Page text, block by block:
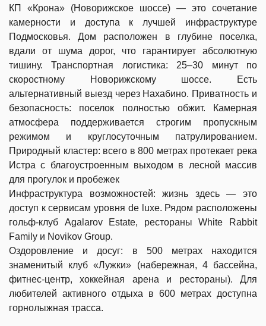
КП «Крона» (Новорижское шоссе) — это сочетание
камерности и доступа к лучшей инфраструктуре
Подмосковья. Дом расположен в глубине поселка,
вдали от шума дорог, что гарантирует абсолютную
тишину. Транспортная логистика: 25–30 минут по
скоростному Новорижскому шоссе. Есть
альтернативный выезд через Нахабино. Приватность и
безопасность: поселок полностью обжит. Камерная
атмосфера поддерживается строгим пропускным
режимом и круглосуточным патрулированием.
Природный кластер: всего в 800 метрах протекает река
Истра с благоустроенным выходом в лесной массив
для прогулок и пробежек
Инфраструктура возможностей: жизнь здесь — это
доступ к сервисам уровня de luxe. Рядом расположены
гольф-клуб Agalarov Estate, рестораны White Rabbit
Family и Novikov Group.
Оздоровление и досуг: в 500 метрах находится
знаменитый клуб «Лужки» (набережная, 4 бассейна,
фитнес-центр, хоккейная арена и рестораны). Для
любителей активного отдыха в 600 метрах доступна
горнолыжная трасса.